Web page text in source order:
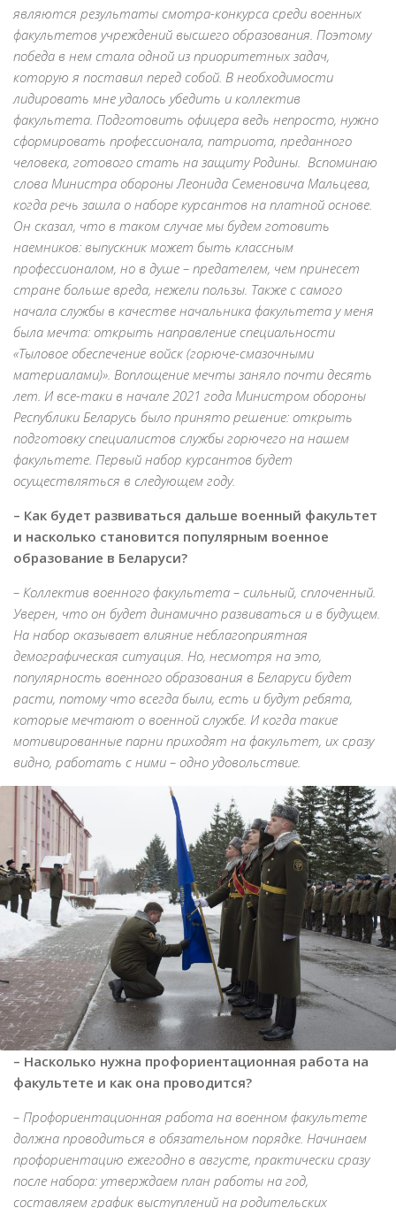
являются результаты смотра-конкурса среди военных
факультетов учреждений высшего образования. Поэтому
победа в нем стала одной из приоритетных задач,
которую я поставил перед собой. В необходимости
лидировать мне удалось убедить и коллектив
факультета. Подготовить офицера ведь непросто, нужно
сформировать профессионала, патриота, преданного
человека, готового стать на защиту Родины. Вспоминаю
слова Министра обороны Леонида Семеновича Мальцева,
когда речь зашла о наборе курсантов на платной основе.
Он сказал, что в таком случае мы будем готовить
наемников: выпускник может быть классным
профессионалом, но в душе – предателем, чем принесет
стране больше вреда, нежели пользы. Также с самого
начала службы в качестве начальника факультета у меня
была мечта: открыть направление специальности
«Тыловое обеспечение войск (горюче-смазочными
материалами)». Воплощение мечты заняло почти десять
лет. И все-таки в начале 2021 года Министром обороны
Республики Беларусь было принято решение: открыть
подготовку специалистов службы горючего на нашем
факультете. Первый набор курсантов будет
осуществляться в следующем году.
– Как будет развиваться дальше военный факультет
и насколько становится популярным военное
образование в Беларуси?
– Коллектив военного факультета – сильный, сплоченный.
Уверен, что он будет динамично развиваться и в будущем.
На набор оказывает влияние неблагоприятная
демографическая ситуация. Но, несмотря на это,
популярность военного образования в Беларуси будет
расти, потому что всегда были, есть и будут ребята,
которые мечтают о военной службе. И когда такие
мотивированные парни приходят на факультет, их сразу
видно, работать с ними – одно удовольствие.
– Насколько нужна профориентационная работа на
факультете и как она проводится?
– Профориентационная работа на военном факультете
должна проводиться в обязательном порядке. Начинаем
профориентацию ежегодно в августе, практически сразу
после набора: утверждаем план работы на год,
составляем график выступлений на родительских